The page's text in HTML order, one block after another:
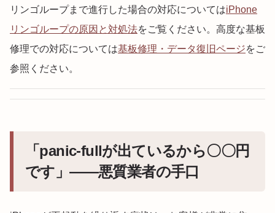
リンゴループまで進行した場合の対応についてはiPhone
リンゴループの原因と対処法をご覧ください。高度な基板
修理での対応については基板修理・データ復旧ページをご
参照ください。
「panic-fullが出ているから〇〇円
です」——悪質業者の手口